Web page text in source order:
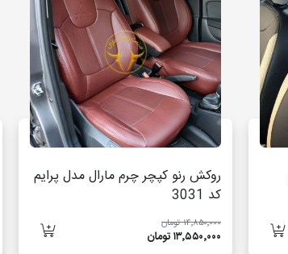
روکش رنو کپچر چرم مارال مدل پرایم
کد 3031
۱۴٬۸۵۰٬۰۰۰ تومان
۱۳٬۵۵۰٬۰۰۰ تومان